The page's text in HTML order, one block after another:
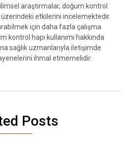
araştırmalar, doğum kontrol
üzerindeki etkilerini incelemektedir.
için daha fazla çalışma
kontrol hapı kullanımı hakkında
sağlık uzmanlarıyla iletişimde
ihmal etmemelidir.
Posts